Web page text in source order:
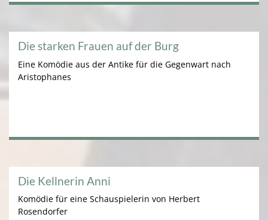
Die Kellnerin Anni
Komödie für eine Schauspielerin von Herbert
Rosendorfer
Die starken Frauen auf der Burg
Eine Komödie aus der Antike für die Gegenwart nach
Aristophanes